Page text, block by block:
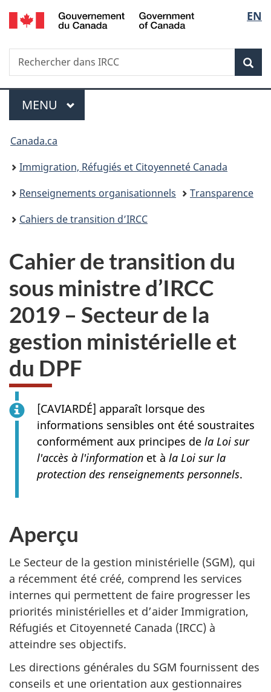
Passer
au
Passer
à
du
Passer
à
simplifiée
de
la
EN
Recherche
Rechercher
dans
Menu
MENU PRINCIPAL
Vous
êtes
ici :
Canada.ca
Immigration, Réfugiés et Citoyenneté Canada
Renseignements organisationnels
Transparence
Cahiers de transition d’IRCC
Cahier de transition du
sous ministre d’IRCC
2019 – Secteur de la
gestion ministérielle et
du DPF
[CAVIARDÉ] apparaît lorsque des
informations sensibles ont été soustraites
conformément aux principes de la Loi sur
l'accès à l'information et à la Loi sur la
protection des renseignements personnels.
Aperçu
Le Secteur de la gestion ministérielle (SGM), qui
a récemment été créé, comprend les services
internes qui permettent de faire progresser les
priorités ministérielles et d’aider Immigration,
Réfugiés et Citoyenneté Canada (IRCC) à
atteindre ses objectifs.
Les directions générales du SGM fournissent des
conseils et une orientation aux gestionnaires